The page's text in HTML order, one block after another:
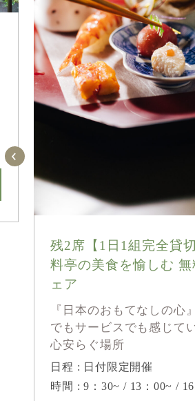
残2席【1日1組完全貸
料亭の美食を愉しむ 無
ェア
『日本のおもてなしの心
でもサービスでも感じて
心安らぐ場所
日程 : 日付限定開催
時間 : 9：30~ / 13：00~ /